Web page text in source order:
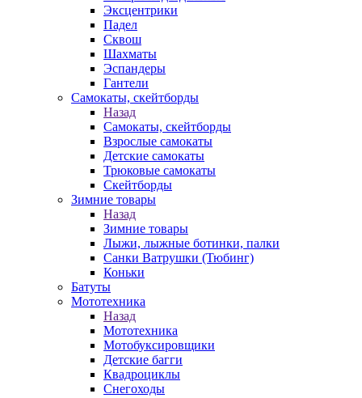
Эксцентрики
Падел
Сквош
Шахматы
Эспандеры
Гантели
Самокаты, скейтборды
Назад
Самокаты, скейтборды
Взрослые самокаты
Детские самокаты
Трюковые самокаты
Скейтборды
Зимние товары
Назад
Зимние товары
Лыжи, лыжные ботинки, палки
Санки Ватрушки (Тюбинг)
Коньки
Батуты
Мототехника
Назад
Мототехника
Мотобуксировщики
Детские багги
Квадроциклы
Снегоходы